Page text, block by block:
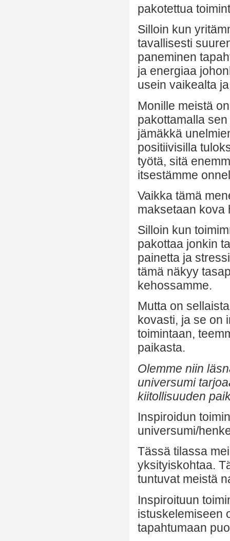
pakotettua
Silloin kun
tavallisesti
paneminen
ja energiaa
usein vaikealta
Monille meistä
pakottamalla
jämäkkä
positiivisilla
työtä, sitä
itsestämme
Vaikka tämä
maksetaan kova
Silloin kun
pakottaa jonkin
painetta ja
tämä näkyy
kehossamme.
Mutta on
kovasti, ja se on
toimintaan,
paikasta.
Olemme niin
universumi
kiitollisuuden
Inspiroidun
universumi/
Tässä tilassa
yksityiskohtaa.
tuntuvat meistä
Inspiroituun
istuskelemiseen
tapahtumaan